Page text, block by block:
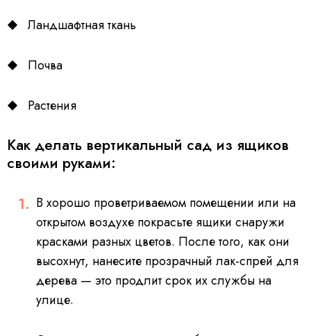
Ландшафтная ткань
Почва
Растения
Как делать вертикальный сад из ящиков
своими руками:
В хорошо проветриваемом помещении или на
открытом воздухе покрасьте ящики снаружи
красками разных цветов. После того, как они
высохнут, нанесите прозрачный лак-спрей для
дерева — это продлит срок их службы на
улице.